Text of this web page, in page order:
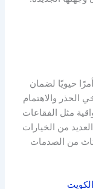
حيويًا لضمان
الحذر والاهتمام
مثل الفقاعات
من الخيارات
من الصدمات